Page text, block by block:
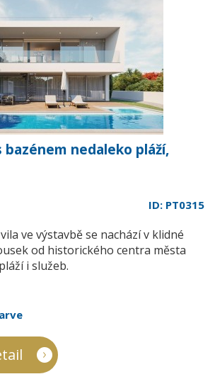
bazénem nedaleko pláží,
ID: PT0315
ve výstavbě se nachází v klidné
od historického centra města
i služeb.